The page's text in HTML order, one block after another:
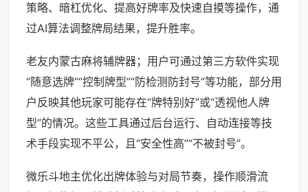
策略、暗杠优化、提高好牌率及快速自摸等操作，通
过AI算法调整牌局结果，提升胜率。
老友内蒙古麻将辅牌器；用户可通过第三方软件实现
“随意选牌”“控制牌型”“防检测防封号”等功能，部分用
户反映其他玩家可能存在“牌特别好”或“透视他人牌
型”的情况。这些工具通过后台运行、自动连接等技
术手段实现不平公，且“安全性高”“不被封号”。
微乐斗地主优化出牌体验与对局节奏，操作顺滑流